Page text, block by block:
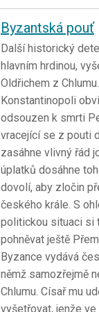
Byzantská pouť
Další historický
hlavním hrdinou,
Oldřichem z
Konstantinopoli
odsouzen k smrti
vracející se z pouti
zasáhne vlivný řád
úplatků dosáhne
dovolí, aby zločin
českého krále. S
politickou situaci si
pohněvat ještě
Byzance vydává
němž samozřejmě
Chlumu. Císař mu
vyšetřovat, jenže